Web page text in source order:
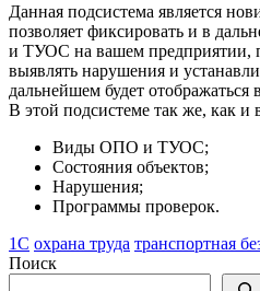
Данная подсистема является
позволяет фиксировать и в
и ТУОС на вашем предприятии,
выявлять нарушения и
дальнейшем будет отображаться
В этой подсистеме так же, как и
Виды ОПО и ТУОС;
Состояния объектов;
Нарушения;
Программы проверок.
1С охрана труда транспортная
Поиск